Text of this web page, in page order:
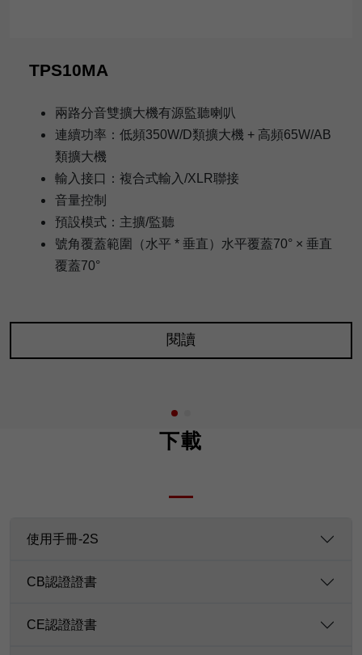
TPS10MA
兩路分音雙擴大機有源監聽喇叭
連續功率：低頻350W/D類擴大機 + 高頻65W/AB
類擴大機
輸入接口：複合式輸入/XLR聯接
音量控制
預設模式：主擴/監聽
號角覆蓋範圍（水平 * 垂直）水平覆蓋70° × 垂直
覆蓋70°
閱讀
下載
使用手冊-2S
CB認證證書
CE認證證書